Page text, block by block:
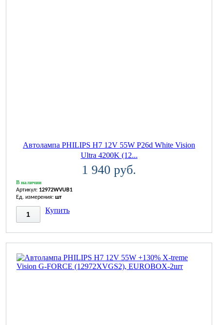
Автолампа PHILIPS H7 12V 55W P26d White Vision
Ultra 4200K (12...
1 940 руб.
В наличии
Артикул: 12972WVUB1
Ед. измерения: шт
Купить